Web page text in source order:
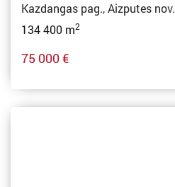
Kazdangas pag., Aizputes nov.
134 400 m2
75 000 €